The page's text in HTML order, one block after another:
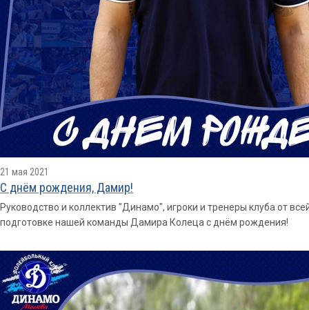
21 мая 2021
С днём рождения, Дамир!
Руководство и коллектив "Динамо", игроки и тренеры клуба от
подготовке нашей команды Дамира Колеца с днём рождения!